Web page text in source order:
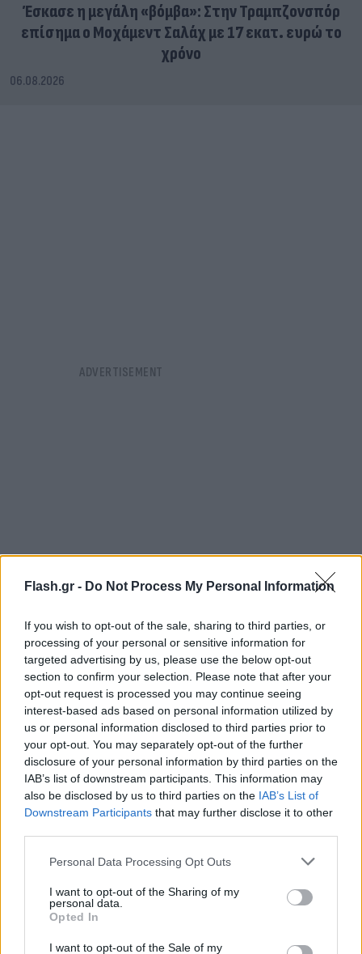
Flash.gr - Do Not Process My Personal Information
If you wish to opt-out of the sale, sharing to third parties, or
processing of your personal or sensitive information for
targeted advertising by us, please use the below opt-out
section to confirm your selection. Please note that after your
opt-out request is processed you may continue seeing
interest-based ads based on personal information utilized by
us or personal information disclosed to third parties prior to
your opt-out. You may separately opt-out of the further
disclosure of your personal information by third parties on the
IAB’s list of downstream participants. This information may
also be disclosed by us to third parties on the IAB’s List of
Downstream Participants that may further disclose it to other
Please note that this website/app uses one or more Google
not limited to your visit or usage behaviour. You may click to
grant or deny consent to Google and its third-party tags to
use your data for below specified purposes in below Google
consent section.
Personal Data Processing Opt Outs
I want to opt-out of the Sharing of my
personal data.
Opted In
I want to opt-out of the Sale of my
Έσκασε η μεγάλη «βόμβα»: Στην Τραμπζονσπόρ
επίσημα ο Μοχάμεντ Σαλάχ με 17 εκατ. ευρώ το
χρόνο
06.08.2026
FLASH FOCUS